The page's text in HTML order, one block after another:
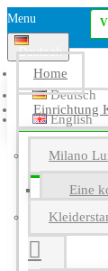
Menu
Deutsch
Deutsch
English
Home
Einrichtung
Milano
Eine